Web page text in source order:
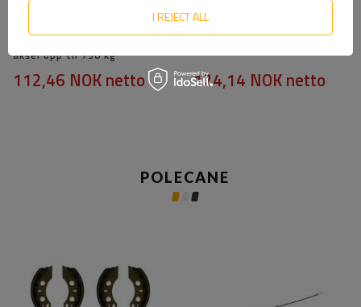
Sett med 8 koniske skruer
aksel opp til 750 kg
112,46 NOKnetto
Kjeftjustering med brakett
124,14 NOKnetto
POLECANE
I REJECT ALL